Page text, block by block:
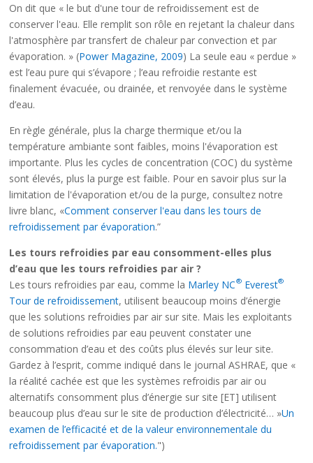
On dit que « le but d'une tour de refroidissement est de
conserver l'eau. Elle remplit son rôle en rejetant la chaleur dans
l'atmosphère par transfert de chaleur par convection et par
évaporation. » (Power Magazine, 2009) La seule eau « perdue »
est l’eau pure qui s’évapore ; l’eau refroidie restante est
finalement évacuée, ou drainée, et renvoyée dans le système
d’eau.
En règle générale, plus la charge thermique et/ou la
température ambiante sont faibles, moins l'évaporation est
importante. Plus les cycles de concentration (COC) du système
sont élevés, plus la purge est faible. Pour en savoir plus sur la
limitation de l'évaporation et/ou de la purge, consultez notre
livre blanc, «Comment conserver l'eau dans les tours de
refroidissement par évaporation.”
Les tours refroidies par eau consomment-elles plus
d’eau que les tours refroidies par air ?
Les tours refroidies par eau, comme la Marley NC®Everest®
Tour de refroidissement, utilisent beaucoup moins d’énergie
que les solutions refroidies par air sur site. Mais les exploitants
de solutions refroidies par eau peuvent constater une
consommation d’eau et des coûts plus élevés sur leur site.
Gardez à l’esprit, comme indiqué dans le journal ASHRAE, que «
la réalité cachée est que les systèmes refroidis par air ou
alternatifs consomment plus d’énergie sur site [ET] utilisent
beaucoup plus d’eau sur le site de production d’électricité… »Un
examen de l’efficacité et de la valeur environnementale du
refroidissement par évaporation.")